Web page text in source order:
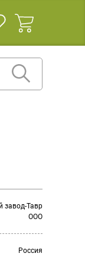
завод-Тавр
ООО
Россия